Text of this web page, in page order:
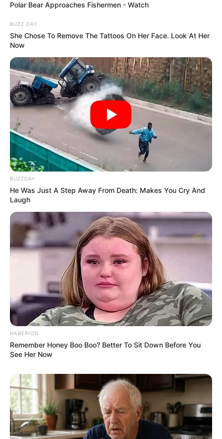
Polar Bear Approaches Fishermen - Watch
BUZZ DAY
She Chose To Remove The Tattoos On Her Face. Look At Her
Now
BUZZDAY
He Was Just A Step Away From Death: Makes You Cry And
Laugh
HABERION
Remember Honey Boo Boo? Better To Sit Down Before You
See Her Now